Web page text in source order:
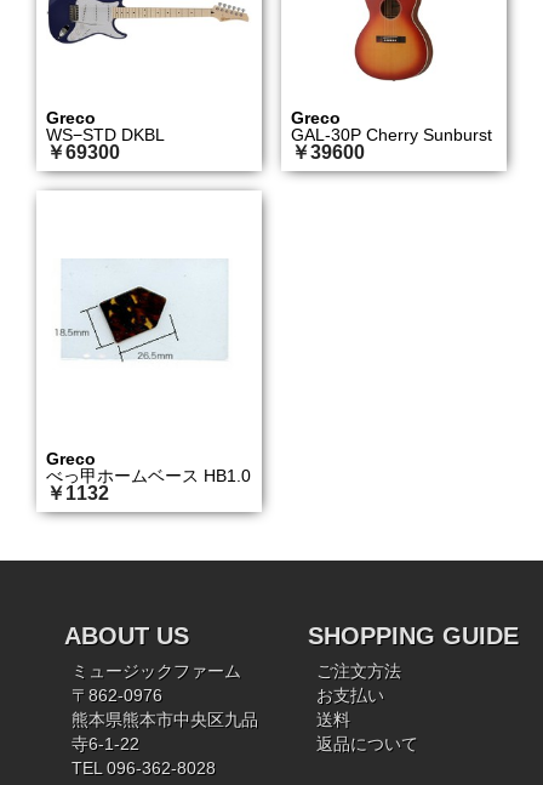
Greco
WS−STD DKBL
￥69300
Greco
GAL-30P Cherry Sunburst
￥39600
Greco
べっ甲ホームベース HB1.0
￥1132
ABOUT US
ミュージックファーム
〒862-0976
熊本県熊本市中央区九品
寺6-1-22
TEL 096-362-8028
SHOPPING GUIDE
ご注文方法
お支払い
送料
返品について